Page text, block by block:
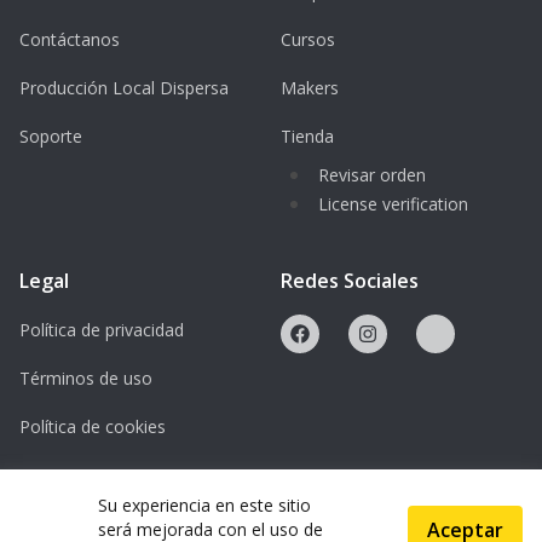
Nach der Anmeldung erhältst du eine
nach Zahlungseingang gesichert. Bei
Kursausfall erfolgt eine vollständige
Informationen.
Kein Termin ausgeschrieben? Trag dich
unverbindlich in die Warteliste ein. Bei
organisiert.
Contáctanos
Producción Local Dispersa
Soporte
Cursos
Makers
Tienda
Revisar orden
License verification
Legal
Política de privacidad
Términos de uso
Política de cookies
Licencias
Redes Sociales
Su experiencia en este sitio
será mejorada con el uso de
Aceptar